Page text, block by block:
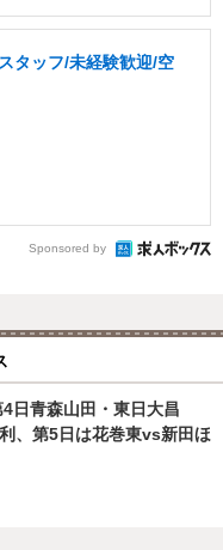
タッフ/未経験歓迎/空
Sponsored by
4日青森山田・東日大昌
、第5日は花巻東vs新田ほ